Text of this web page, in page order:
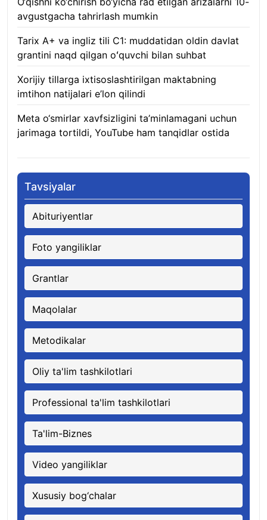
avgustgacha tahrirlash mumkin
Tarix A+ va ingliz tili C1: muddatidan oldin davlat
grantini naqd qilgan oʻquvchi bilan suhbat
Xorijiy tillarga ixtisoslashtirilgan maktabning
imtihon natijalari e’lon qilindi
Meta o‘smirlar xavfsizligini ta’minlamagani uchun
jarimaga tortildi, YouTube ham tanqidlar ostida
Tavsiyalar
Abituriyentlar
Foto yangiliklar
Grantlar
Maqolalar
Metodikalar
Oliy ta'lim tashkilotlari
Professional ta'lim tashkilotlari
Ta'lim-Biznes
Video yangiliklar
Xususiy bog‘chalar